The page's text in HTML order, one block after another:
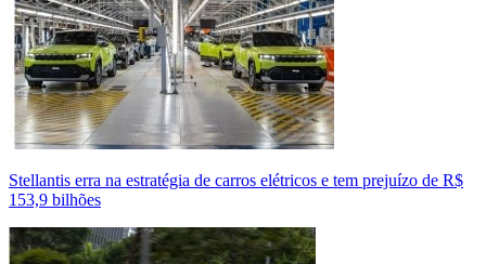
Stellantis erra na estratégia de carros elétricos e tem prejuízo de R$
153,9 bilhões